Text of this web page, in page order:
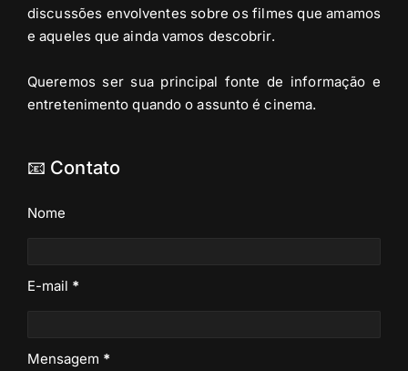
discussões envolventes sobre os filmes que amamos
e aqueles que ainda vamos descobrir.
Queremos ser sua principal fonte de informação e
entretenimento quando o assunto é cinema.
📧 Contato
Nome
E-mail *
Mensagem *